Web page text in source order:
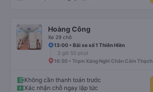
Hoàng Công
Xe 29 chỗ
13:00 • Bãi xe số 1 Thiên Hiền
3 giờ 50 phút
16:50 • Trạm Xăng Nghỉ Chân Cẩm Thạch
Không cần thanh toán trước
Xác nhận chỗ ngay lập tức